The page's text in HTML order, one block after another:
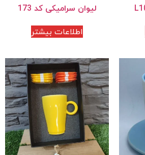
لیوان سرامیکی کد 173
اطلاعات بیشتر